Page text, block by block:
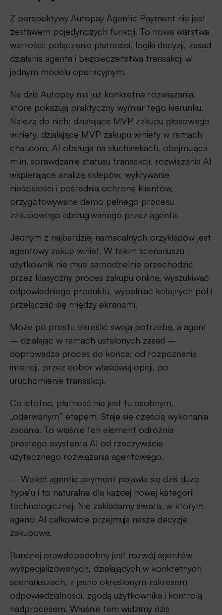
Z perspektywy Autopay Agentic Payment nie jest
zestawem pojedynczych funkcji. To nowa warstwa
wartości: połączenie płatności, logiki decyzji, zasad
działania agenta i bezpieczeństwa transakcji w
jednym modelu operacyjnym.
Na dziś Autopay ma już konkretne rozwiązania,
które pokazują praktyczny wymiar tego kierunku.
Należą do nich: działające MVP zakupu głosowego
winiety, działające MVP zakupu winiety w ramach
chat.com, AI obsługa na słuchawkach, obejmująca
m.in. sprawdzanie statusu transakcji, rozwiązania AI
wspierające analizę sklepów, wykrywanie
nieścisłości i pośrednią ochronę klientów,
przygotowywane demo pełnego procesu
zakupowego obsługiwanego przez agenta.
Jednym z najbardziej namacalnych przykładów jest
agentowy zakup winiet. W takim scenariuszu
użytkownik nie musi samodzielnie przechodzić
przez klasyczny proces zakupu online, wyszukiwać
odpowiedniego produktu, wypełniać kolejnych pól i
przełączać się między ekranami.
Może po prostu określić swoją potrzebę, a agent
– działając w ramach ustalonych zasad –
doprowadza proces do końca: od rozpoznania
intencji, przez dobór właściwej opcji, po
uruchomienie transakcji.
Co istotne, płatność nie jest tu osobnym,
„oderwanym” etapem. Staje się częścią wykonania
zadania. To właśnie ten element odróżnia
prostego asystenta AI od rzeczywiście
użytecznego rozwiązania agentowego.
– Wokół agentic payment pojawia się dziś dużo
hype’u i to naturalne dla każdej nowej kategorii
technologicznej. Nie zakładamy świata, w którym
agenci AI całkowicie przejmują nasze decyzje
zakupowe.
Bardziej prawdopodobny jest rozwój agentów
wyspecjalizowanych, działających w konkretnych
scenariuszach, z jasno określonym zakresem
odpowiedzialności, zgodą użytkownika i kontrolą
nadprocesem. Właśnie tam widzimy dziś